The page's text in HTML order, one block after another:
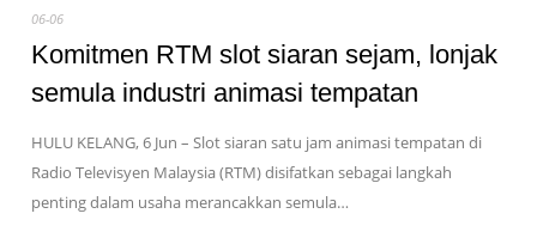
06-06
Komitmen RTM slot siaran sejam, lonjak
semula industri animasi tempatan
HULU KELANG, 6 Jun – Slot siaran satu jam animasi tempatan di
Radio Televisyen Malaysia (RTM) disifatkan sebagai langkah
penting dalam usaha merancakkan semula…